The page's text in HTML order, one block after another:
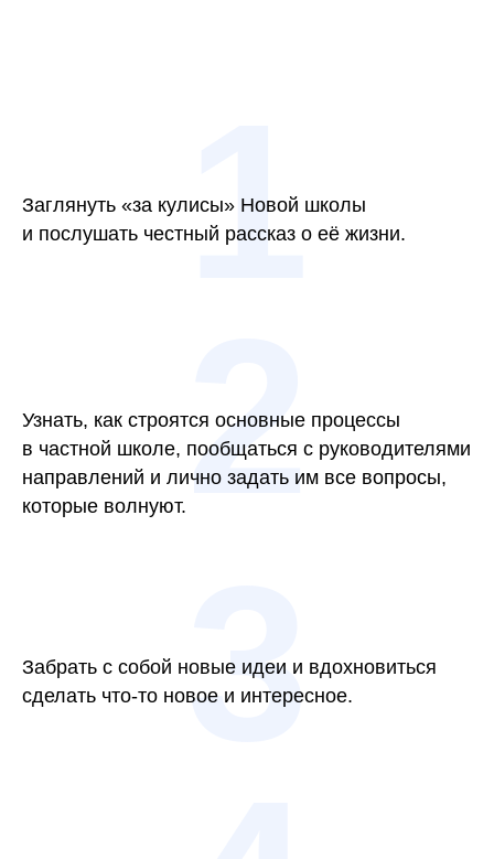
Заглянуть «за кулисы» Новой школы
и послушать честный рассказ о её жизни.
1
Узнать, как строятся основные процессы
в частной школе, пообщаться с руководителями
направлений и лично задать им все вопросы,
которые волнуют.2
Забрать с собой новые идеи и вдохновиться
сделать что-то новое и интересное.
3